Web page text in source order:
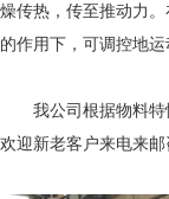
燥传热，传至推动力
的作用下，可调控地
我公司根据物料特
欢迎新老客户来电来邮